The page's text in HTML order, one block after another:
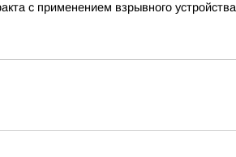
с применением взрывного устройства